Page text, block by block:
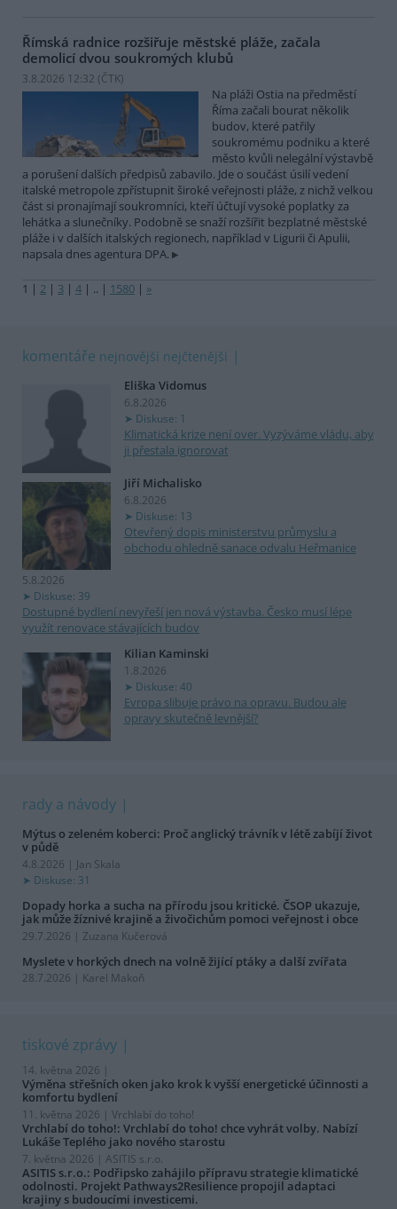
Římská radnice rozšiřuje městské pláže, začala
demolicí dvou soukromých klubů
3.8.2026 12:32 (ČTK)
Na pláži Ostia na předměstí
Říma začali bourat několik
budov, které patřily
soukromému podniku a které
město kvůli nelegální výstavbě
a porušení dalších předpisů zabavilo. Jde o součást úsilí vedení
italské metropole zpřístupnit široké veřejnosti pláže, z nichž velkou
část si pronajímají soukromníci, kteří účtují vysoké poplatky za
lehátka a slunečníky. Podobně se snaží rozšířit bezplatné městské
pláže i v dalších italských regionech, například v Ligurii či Apulii,
napsala dnes agentura DPA.
1 | 2 | 3 | 4 | .. | 1580 | »
komentáře nejnovější nejčtenější
Eliška Vidomus
6.8.2026
Diskuse: 1
Klimatická krize není over. Vyzýváme vládu, aby
ji přestala ignorovat
Jiří Michalisko
6.8.2026
Diskuse: 13
Otevřený dopis ministerstvu průmyslu a
obchodu ohledně sanace odvalu Heřmanice
5.8.2026
Diskuse: 39
Dostupné bydlení nevyřeší jen nová výstavba. Česko musí lépe
využít renovace stávajících budov
Kilian Kaminski
1.8.2026
Diskuse: 40
Evropa slibuje právo na opravu. Budou ale
opravy skutečně levnější?
rady a návody
Mýtus o zeleném koberci: Proč anglický trávník v létě zabíjí život
v půdě
4.8.2026 | Jan Skala
Diskuse: 31
Dopady horka a sucha na přírodu jsou kritické. ČSOP ukazuje,
jak může žíznivé krajině a živočichům pomoci veřejnost i obce
29.7.2026 | Zuzana Kučerová
Myslete v horkých dnech na volně žijící ptáky a další zvířata
28.7.2026 | Karel Makoň
tiskové zprávy
14. května 2026 |
Výměna střešních oken jako krok k vyšší energetické účinnosti a
komfortu bydlení
11. května 2026 | Vrchlabí do toho!
Vrchlabí do toho!: Vrchlabí do toho! chce vyhrát volby. Nabízí
Lukáše Teplého jako nového starostu
7. května 2026 | ASITIS s.r.o.
ASITIS s.r.o.: Podřipsko zahájilo přípravu strategie klimatické
odolnosti. Projekt Pathways2Resilience propojil adaptaci
krajiny s budoucími investicemi.